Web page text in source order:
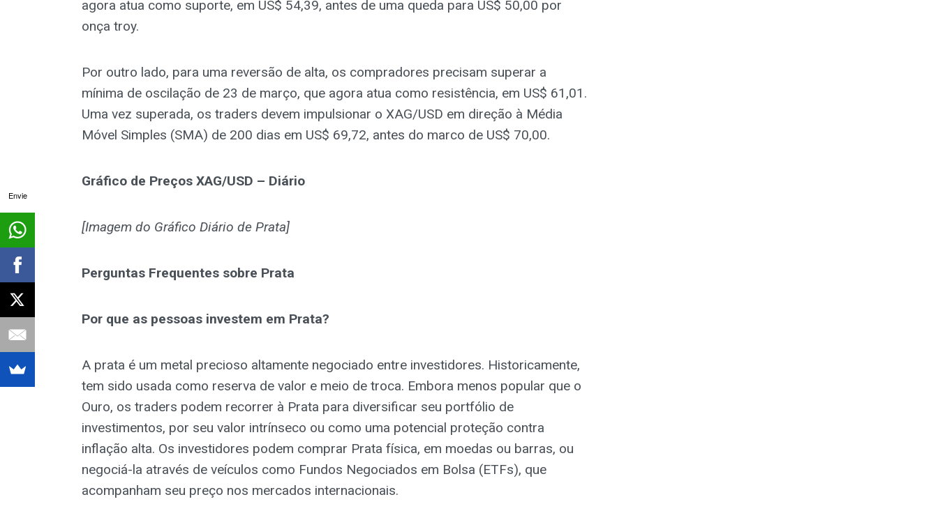
agora atua como suporte, em US$ 54,39, antes de uma queda para US$ 50,00 por
onça troy.
Por outro lado, para uma reversão de alta, os compradores precisam superar a
mínima de oscilação de 23 de março, que agora atua como resistência, em US$ 61,01.
Uma vez superada, os traders devem impulsionar o XAG/USD em direção à Média
Móvel Simples (SMA) de 200 dias em US$ 69,72, antes do marco de US$ 70,00.
Gráfico de Preços XAG/USD – Diário
[Imagem do Gráfico Diário de Prata]
Perguntas Frequentes sobre Prata
Por que as pessoas investem em Prata?
A prata é um metal precioso altamente negociado entre investidores. Historicamente,
tem sido usada como reserva de valor e meio de troca. Embora menos popular que o
Ouro, os traders podem recorrer à Prata para diversificar seu portfólio de
investimentos, por seu valor intrínseco ou como uma potencial proteção contra
inflação alta. Os investidores podem comprar Prata física, em moedas ou barras, ou
negociá-la através de veículos como Fundos Negociados em Bolsa (ETFs), que
acompanham seu preço nos mercados internacionais.
Envie